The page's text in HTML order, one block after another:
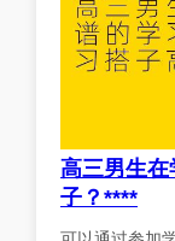
高三男生
子？****